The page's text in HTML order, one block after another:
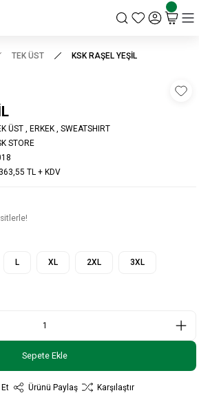
TEK ÜST KSK RAŞEL YEŞİL
ÜST ERKEK
SWEATSHIRT
STORE
TL + KDV
L XL 2XL 3XL
Sepete Ekle
Ürünü Paylaş Karşılaştır